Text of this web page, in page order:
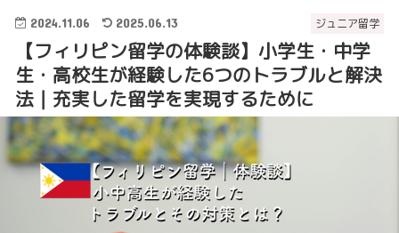
ジュニア留学
2024.11.06 2025.06.13
【フィリピン留学の体験談】小学生・中学
生・高校生が経験した6つのトラブルと解決
法｜充実した留学を実現するために